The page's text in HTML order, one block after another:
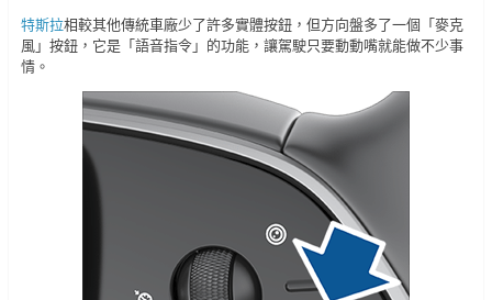
特斯拉相較其他傳統車廠少了許多實體按鈕，但方向盤多了一個「麥克
風」按鈕，它是「語音指令」的功能，讓駕駛只要動動嘴就能做不少事
情。